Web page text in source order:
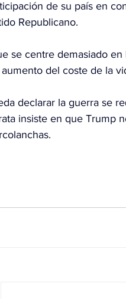
de su país en
Republicano.
se centre demasiado
del coste de la
declarar la guerra se
insiste en que Trump